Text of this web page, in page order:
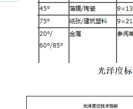
光泽度仪技术指标